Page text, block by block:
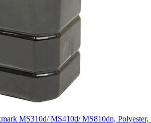
MS310d/ MS410d/ MS810dn,